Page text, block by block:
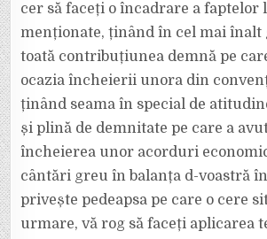
cer să faceți o încadrare a faptelor
menționate, ținând în cel mai înalt
toată contribuțiunea demnă pe
ocazia încheierii unora din
ținând seama în special de
și plină de demnitate pe care a
încheierea unor acorduri
cântări greu în balanța d-voastră în
privește pedeapsa pe care o cere
urmare, vă rog să faceți aplicarea